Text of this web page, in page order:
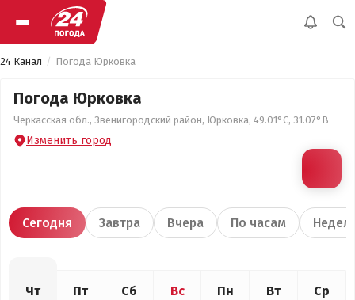
24 Канал Погода Юрковка
Погода Юрковка
Черкасская обл., Звенигородский район, Юрковка, 49.01°С, 31.07°В
Изменить город
Сегодня Завтра Вчера По часам
Чт Пт Сб Вс Пн Вт Ср